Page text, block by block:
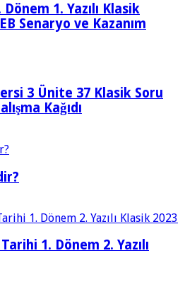
Dönem 1. Yazılı Klasik
Senaryo ve Kazanım
3 Ünite 37 Klasik Soru
Kağıdı
1. Dönem 2. Yazılı